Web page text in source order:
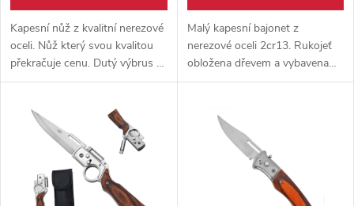
Kapesní nůž z kvalitní nerezové
oceli. Nůž který svou kvalitou
překračuje cenu. Dutý výbrus s
vysokou ostrostí. Vhodný jako
Malý kapesní bajonet z
nerezové oceli 2cr13. Rukojeť
obložena dřevem a vybavena
spolehlivou pojistkou a
Pouzdro součástí balení.